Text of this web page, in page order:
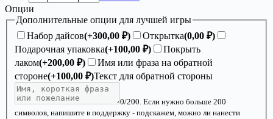
Опции
Дополнительные опции для лучшей игры
Набор дайсов(+300,00 ₽) Открытка(0,00 ₽)
Подарочная упаковка(+100,00 ₽)
Покрыть
лаком(+200,00 ₽)
Имя или фраза на обратной
стороне(+100,00 ₽)Текст для обратной стороны
0/200. Если нужно больше 200
символов, напишите в поддержку - подскажем, можно ли нанести